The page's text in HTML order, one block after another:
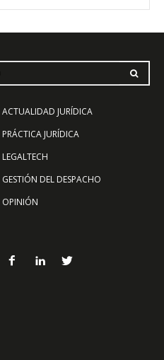
ACTUALIDAD JURÍDICA
PRÁCTICA JURÍDICA
LEGALTECH
GESTIÓN DEL DESPACHO
OPINIÓN